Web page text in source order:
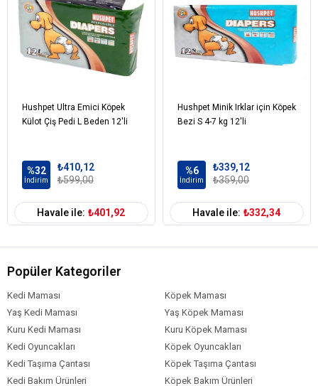
Hushpet Ultra Emici Köpek
Külot Çiş Pedi L Beden 12'li
%32
İndirim
₺410,12
₺599,00
Havale ile: ₺401,92
Hushpet Minik Irklar için Köpek
Bezi S 4-7 kg 12'li
%6
İndirim
₺339,12
₺359,00
Havale ile: ₺332,34
Popüler Kategoriler
Kedi Maması
Köpek Maması
Yaş Kedi Maması
Yaş Köpek Maması
Kuru Kedi Maması
Kuru Köpek Maması
Kedi Oyuncakları
Köpek Oyuncakları
Kedi Taşıma Çantası
Köpek Taşıma Çantası
Kedi Bakım Ürünleri
Köpek Bakım Ürünleri